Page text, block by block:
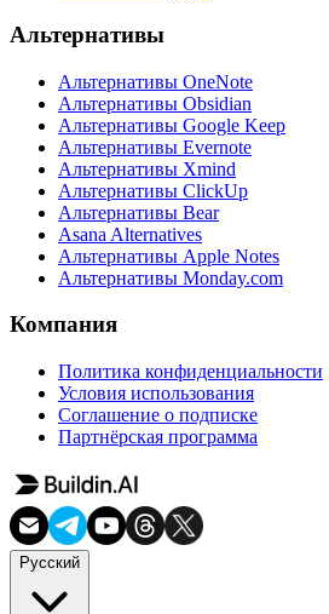
Альтернативы
Альтернативы OneNote
Альтернативы Obsidian
Альтернативы Google Keep
Альтернативы Evernote
Альтернативы Xmind
Альтернативы ClickUp
Альтернативы Bear
Asana Alternatives
Альтернативы Apple Notes
Альтернативы Monday.com
Компания
Политика конфиденциальности
Условия использования
Соглашение о подписке
Партнёрская программа
Русский